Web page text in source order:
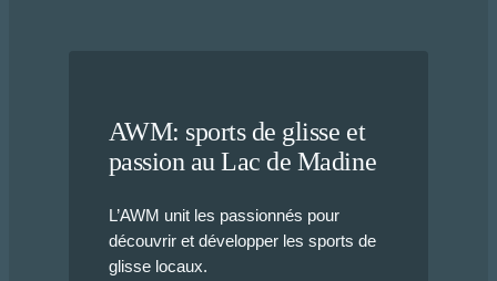
AWM: sports de glisse et
passion au Lac de Madine
L’AWM unit les passionnés pour
découvrir et développer les sports de
glisse locaux.